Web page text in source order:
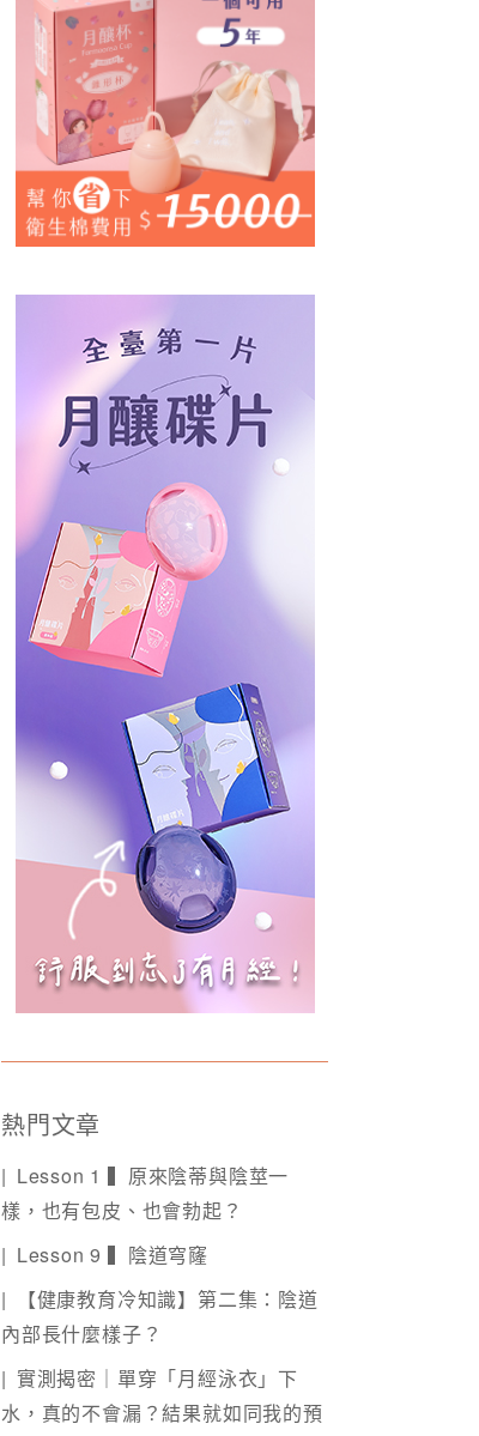
熱門文章
Lesson 1 ▍原來陰蒂與陰莖一
樣，也有包皮、也會勃起？
Lesson 9 ▍陰道穹窿
【健康教育冷知識】第二集：陰道
內部長什麼樣子？
實測揭密｜單穿「月經泳衣」下
水，真的不會漏？結果就如同我的預